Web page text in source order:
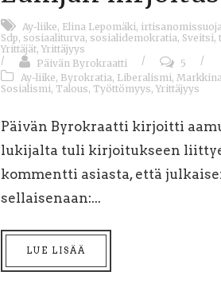
Ay-liike, Elina Lepomäki,
Sdp, sosiaaliturva, sosialidemokratia, Sveitsi,
Yrittäjät, Yrittäjyys
/
Päivän Byrokraatti / 5
/
Ay-liike, Byrokratia, Liberalismi,
Sosialismi, Talous, Työttömyys, Yrittäjyys
Päivän Byrokraatti kirjoitti
lukijalta tuli kirjoitukseen
kommentti asiasta, että
sellaisenaan:...
LUE LISÄÄ